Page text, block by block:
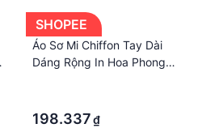
SHOPEE
Áo Sơ Mi Chiffon Tay Dài
Dáng Rộng In Hoa Phong
198.337₫